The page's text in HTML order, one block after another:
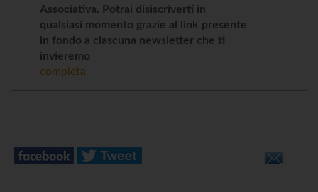
Associativa. Potrai disiscriverti in
qualsiasi momento grazie al link presente
in fondo a ciascuna newsletter che ti
invieremo
completa